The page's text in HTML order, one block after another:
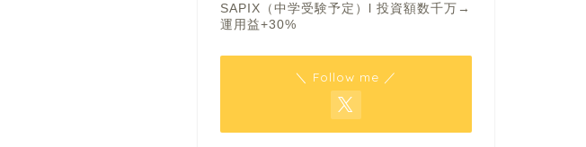
SAPIX（中学受験予定）l 投資額数千万→
運用益+30%
＼ Follow me ／